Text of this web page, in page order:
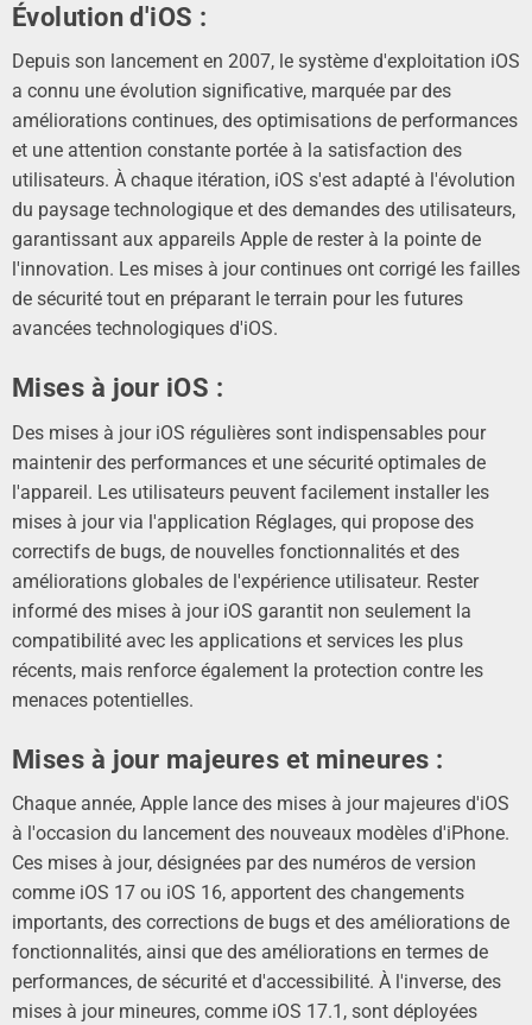
Évolution d'iOS :
Depuis son lancement en 2007, le système d'exploitation iOS
a connu une évolution significative, marquée par des
améliorations continues, des optimisations de performances
et une attention constante portée à la satisfaction des
utilisateurs. À chaque itération, iOS s'est adapté à l'évolution
du paysage technologique et des demandes des utilisateurs,
garantissant aux appareils Apple de rester à la pointe de
l'innovation. Les mises à jour continues ont corrigé les failles
de sécurité tout en préparant le terrain pour les futures
avancées technologiques d'iOS.
Mises à jour iOS :
Des mises à jour iOS régulières sont indispensables pour
maintenir des performances et une sécurité optimales de
l'appareil. Les utilisateurs peuvent facilement installer les
mises à jour via l'application Réglages, qui propose des
correctifs de bugs, de nouvelles fonctionnalités et des
améliorations globales de l'expérience utilisateur. Rester
informé des mises à jour iOS garantit non seulement la
compatibilité avec les applications et services les plus
récents, mais renforce également la protection contre les
menaces potentielles.
Mises à jour majeures et mineures :
Chaque année, Apple lance des mises à jour majeures d'iOS
à l'occasion du lancement des nouveaux modèles d'iPhone.
Ces mises à jour, désignées par des numéros de version
comme iOS 17 ou iOS 16, apportent des changements
importants, des corrections de bugs et des améliorations de
fonctionnalités, ainsi que des améliorations en termes de
performances, de sécurité et d'accessibilité. À l'inverse, des
mises à jour mineures, comme iOS 17.1, sont déployées